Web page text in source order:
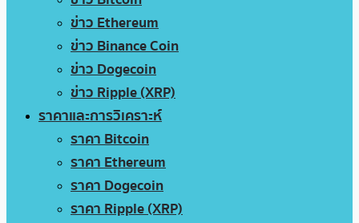
ข่าว Ethereum
ข่าว Binance Coin
ข่าว Dogecoin
ข่าว Ripple (XRP)
ราคาและการวิเคราะห์
ราคา Bitcoin
ราคา Ethereum
ราคา Dogecoin
ราคา Ripple (XRP)